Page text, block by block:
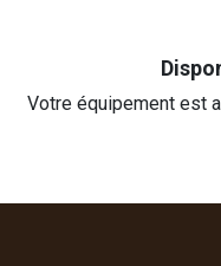
Votre équipement est